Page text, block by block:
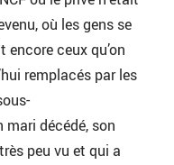
où les gens se
ceux qu’on
remplacés par les
décédé, son
peu vu et qui a